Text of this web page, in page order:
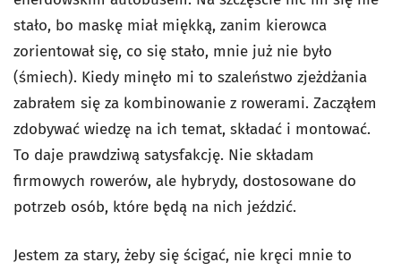
stało, bo maskę miał miękką, zanim kierowca
zorientował się, co się stało, mnie już nie było
(śmiech). Kiedy minęło mi to szaleństwo zjeżdżania
zabrałem się za kombinowanie z rowerami. Zacząłem
zdobywać wiedzę na ich temat, składać i montować.
To daje prawdziwą satysfakcję. Nie składam
firmowych rowerów, ale hybrydy, dostosowane do
potrzeb osób, które będą na nich jeździć.
Jestem za stary, żeby się ścigać, nie kręci mnie to